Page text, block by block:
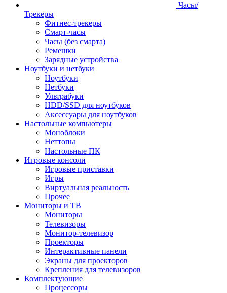
Часы/
Трекеры
Фитнес-трекеры
Смарт-часы
Часы (без смарта)
Ремешки
Зарядные устройства
Ноутбуки и нетбуки
Ноутбуки
Нетбуки
Ультрабуки
HDD/SSD для ноутбуков
Аксессуары для ноутбуков
Настольные компьютеры
Моноблоки
Неттопы
Настольные ПК
Игровые консоли
Игровые приставки
Игры
Виртуальная реальность
Прочее
Мониторы и ТВ
Мониторы
Телевизоры
Монитор-телевизор
Проекторы
Интерактивные панели
Экраны для проекторов
Крепления для телевизоров
Комплектующие
Процессоры